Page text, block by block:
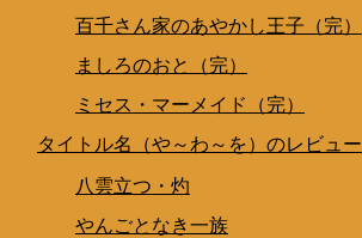
百千さん家のあやかし王子（完）
ましろのおと（完）
ミセス・マーメイド（完）
タイトル名（や～わ～を）のレビュー
八雲立つ・灼
やんごとなき一族